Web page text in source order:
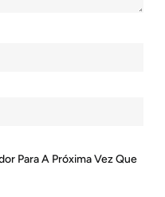
Para A Próxima Vez Que